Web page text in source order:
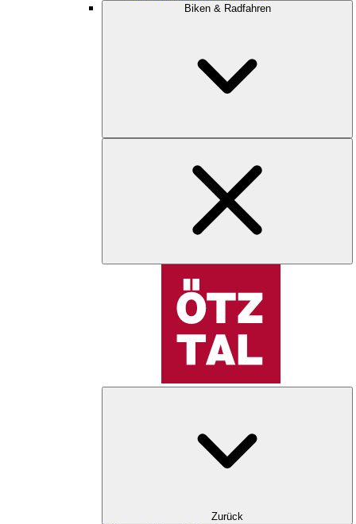
Biken & Radfahren
Zurück